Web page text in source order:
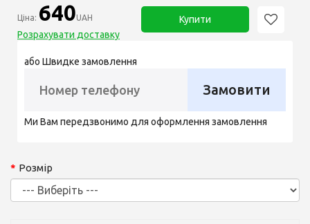
Ціна: 640UAH
Розрахувати доставку
Купити
або Швидке замовлення
Замовити
Ми Вам передзвонимо для оформлення замовлення
Розмір